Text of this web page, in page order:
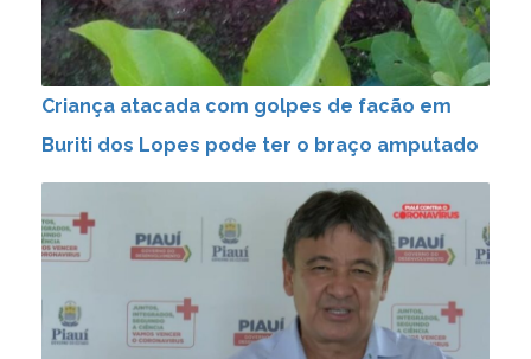
Criança atacada com golpes de facão em
Buriti dos Lopes pode ter o braço amputado